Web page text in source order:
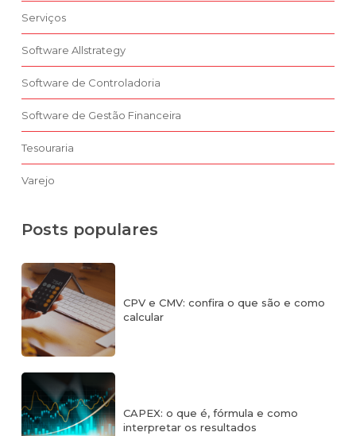
Serviços
Software Allstrategy
Software de Controladoria
Software de Gestão Financeira
Tesouraria
Varejo
Posts populares
CPV e CMV: confira o que são e como
calcular
CAPEX: o que é, fórmula e como
interpretar os resultados